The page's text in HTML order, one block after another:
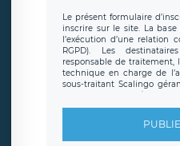
Le présent formulaire
inscrire sur le site. La
l’exécution d’une relation
RGPD). Les
responsable de traitement,
technique en charge de
sous-traitant Scalingo
toute personne
d’inscription est hébergé
protection conformes au
sont conservées jusqu’à ce